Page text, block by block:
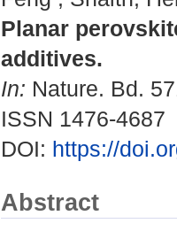
Planar
additives.
In: Nature. Bd.
ISSN 1476-4687
DOI: https://
Abstract